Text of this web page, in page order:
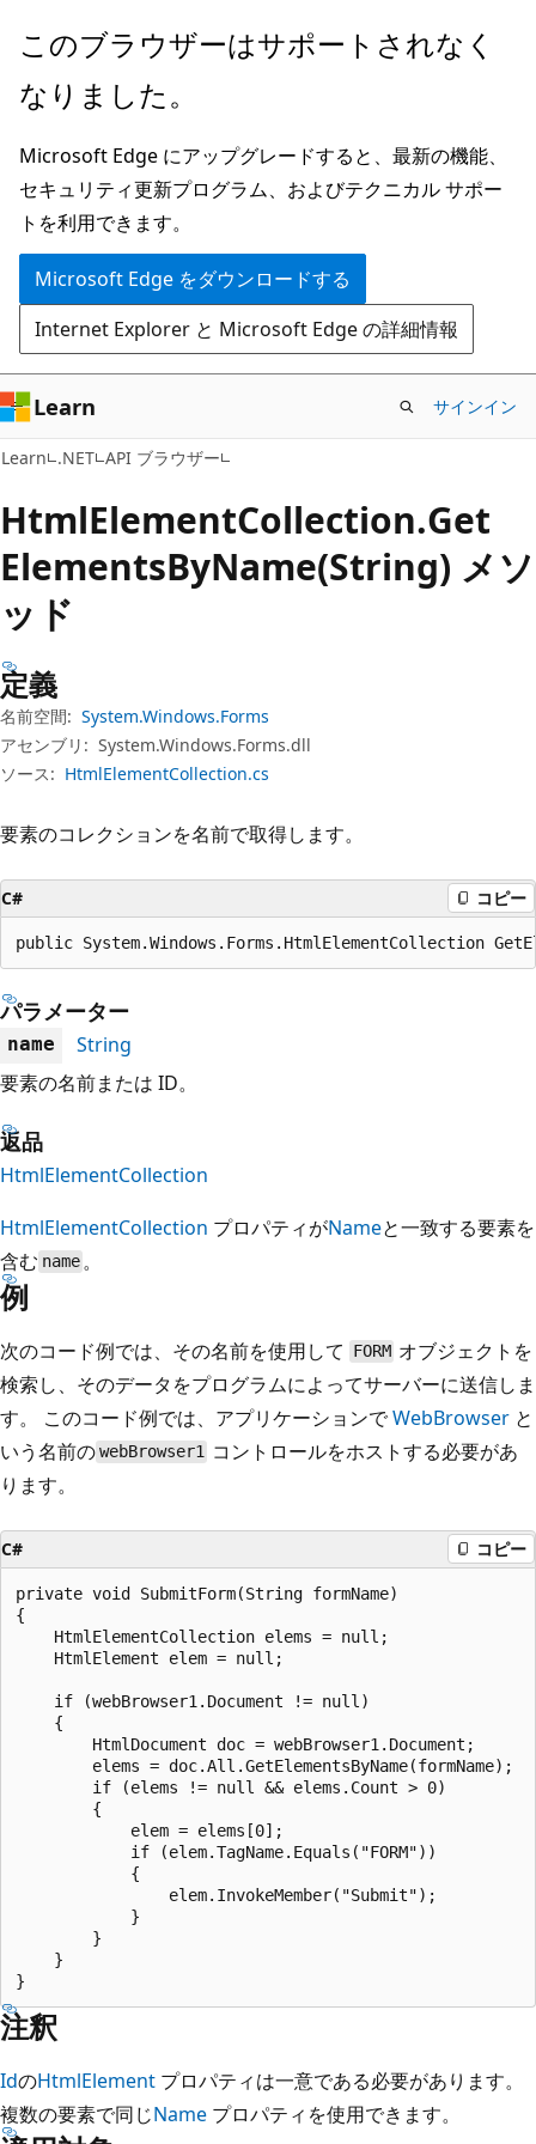
メ
ン
ン
テ
ン
ツ
に
ス
キ
ッ
プ
ペ
ジ
ナ
ビ
ゲ
ー
シ
ョ
ン
に
ス
キ
ッ
プ
このブラウザーはサポートされなく
なりました。
Microsoft Edge にアップグレードすると、最新の機能、
セキュリティ更新プログラム、およびテクニカル サポー
トを利用できます。
Microsoft Edge をダウンロードする
Internet Explorer と Microsoft Edge の詳細情報
Learn サインイン
Learn .NET API ブラウザー
HtmlElementCollection.Get
ElementsByName(String) メソ
ッド
定義
名前空間: System.Windows.Forms
アセンブリ: System.Windows.Forms.dll
ソース: HtmlElementCollection.cs
要素のコレクションを名前で取得します。
C# コピー
public System.Windows.Forms.HtmlElementCollection
パラメーター
name
String
要素の名前または ID。
返品
HtmlElementCollection
HtmlElementCollection プロパティがNameと一致する要素を
含む name 。
例
次のコード例では、その名前を使用して FORM オブジェクトを
検索し、そのデータをプログラムによってサーバーに送信しま
す。 このコード例では、アプリケーションでWebBrowser と
いう名前のwebBrowser1 コントロールをホストする必要があ
ります。
C# コピー
private void SubmitForm(String formName)
{
    HtmlElementCollection elems = null;
    HtmlElement elem = null;
    if (webBrowser1.Document != null)
    {
        HtmlDocument doc = webBrowser1.Document;
        elems = doc.All.GetElementsByName(formName);
        if (elems != null && elems.Count > 0)
        {
            elem = elems[0];
            if (elem.TagName.Equals("FORM"))
            {
                elem.InvokeMember("Submit");
            }
        }
    }
注釈
IdのHtmlElement プロパティは一意である必要があります。
複数の要素で同じName プロパティを使用できます。